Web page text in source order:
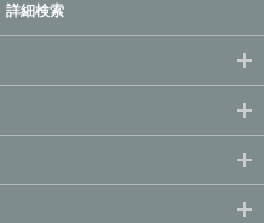
詳細検索